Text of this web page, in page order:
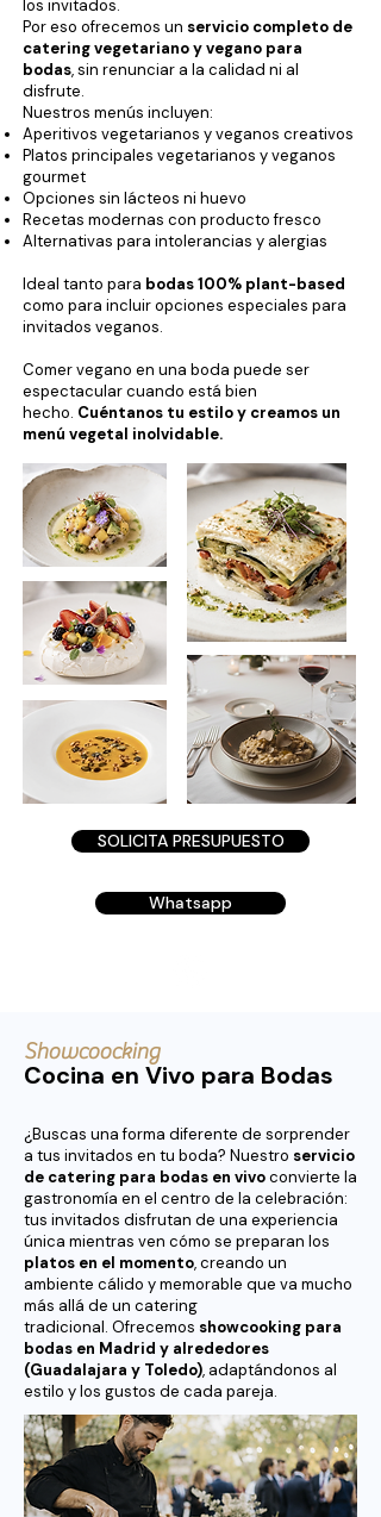
los invitados.
Por eso ofrecemos un servicio completo de
catering vegetariano y vegano para
bodas, sin renunciar a la calidad ni al
disfrute.
Nuestros menús incluyen:
Aperitivos vegetarianos y veganos creativos
Platos principales vegetarianos y veganos
gourmet
Opciones sin lácteos ni huevo
Recetas modernas con producto fresco
Alternativas para intolerancias y alergias
Ideal tanto para bodas 100% plant-based
como para incluir opciones especiales para
invitados veganos.
Comer vegano en una boda puede ser
espectacular cuando está bien
hecho. Cuéntanos tu estilo y creamos un
menú vegetal inolvidable.
SOLICITA PRESUPUESTO
Whatsapp
Showcoocking
Cocina en Vivo para Bodas
¿Buscas una forma diferente de sorprender
a tus invitados en tu boda? Nuestro servicio
de catering para bodas en vivoconvierte la
gastronomía en el centro de la celebración:
tus invitados disfrutan de una experiencia
única mientras ven cómo se preparan los
platos en el momento, creando un
ambiente cálido y memorable que va mucho
más allá de un catering
tradicional. Ofrecemos showcooking para
bodas en Madrid y alrededores
(Guadalajara y Toledo), adaptándonos al
estilo y los gustos de cada pareja.